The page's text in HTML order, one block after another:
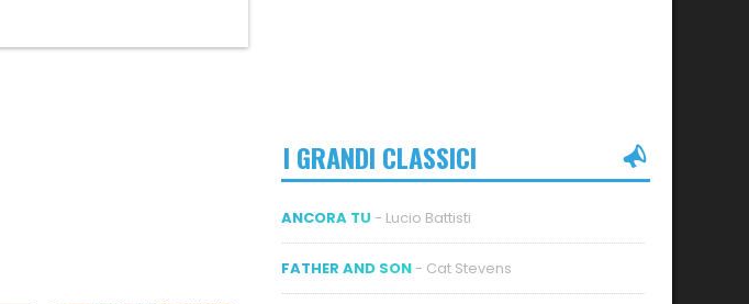
I GRANDI CLASSICI
ANCORA TU - Lucio Battisti
FATHER AND SON - Cat Stevens